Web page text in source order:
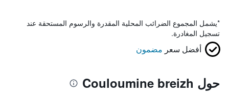
*يشمل المجموع الضرائب المحلية المقدرة والرسوم المستحقة عند
تسجيل المغادرة.
أفضل سعر مضمون
حول Couloumine breizh